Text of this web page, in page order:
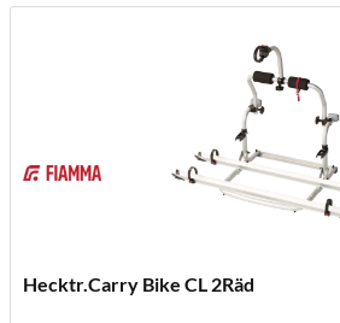
Hecktr.Carry Bike CL 2Räd